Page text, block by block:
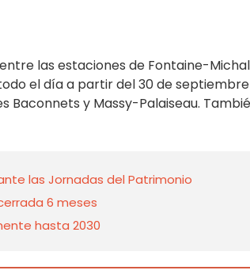
entre las estaciones de Fontaine-
el día a partir del 30 de
Baconnets y Massy-Palaiseau.
las Jornadas del Patrimonio
6 meses
hasta 2030